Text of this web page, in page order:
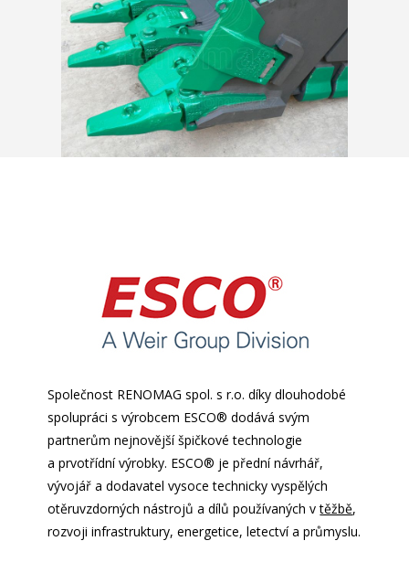
Společnost RENOMAG spol. s r.o. díky dlouhodobé
spolupráci s výrobcem ESCO® dodává svým
partnerům nejnovější špičkové technologie
a prvotřídní výrobky. ESCO® je přední návrhář,
vývojář a dodavatel vysoce technicky vyspělých
otěruvzdorných nástrojů a dílů používaných vtěžbě,
rozvoji infrastruktury, energetice, letectví a průmyslu.